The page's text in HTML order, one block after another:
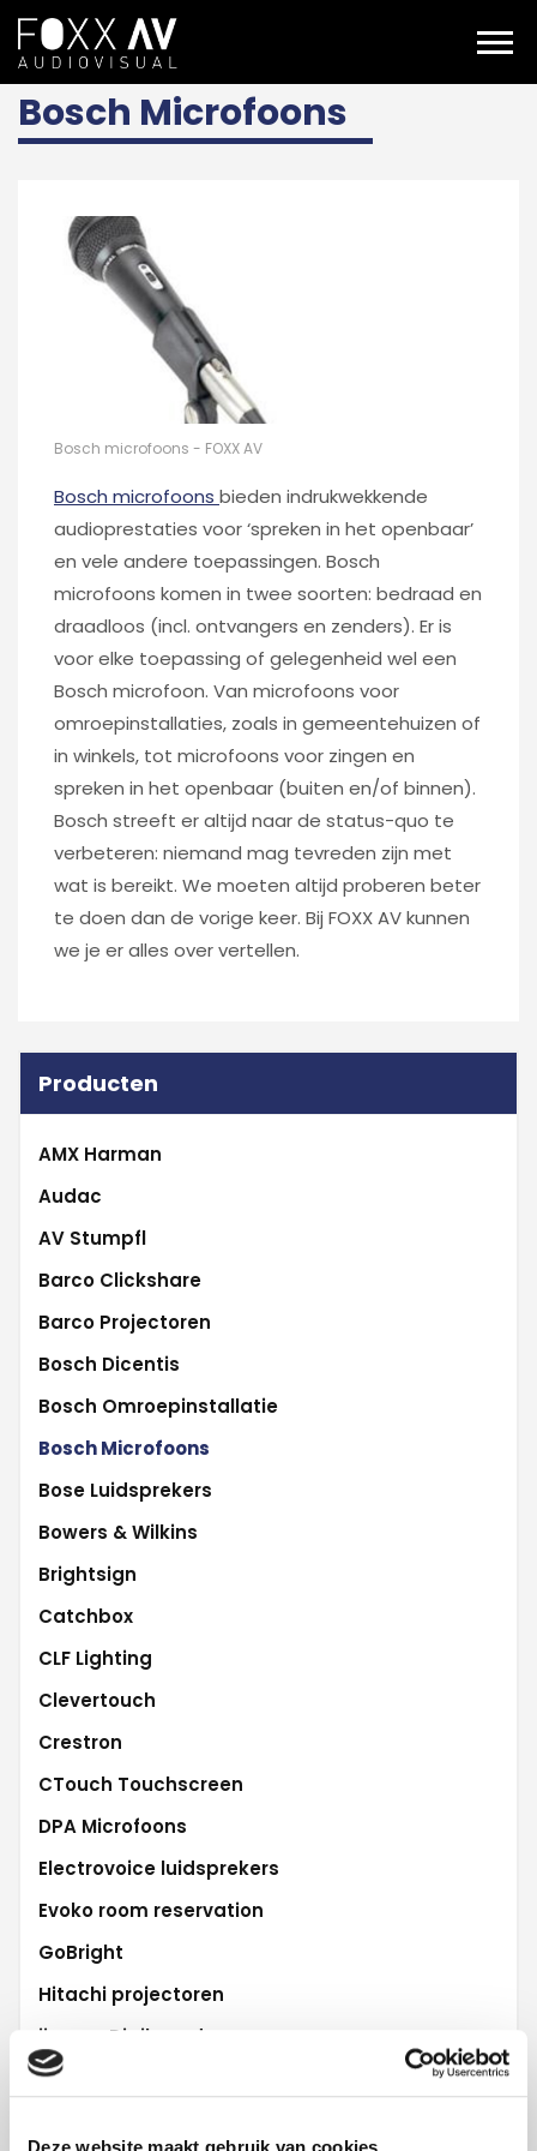
NL bosch microfoons
Bosch Microfoons
Bosch microfoons - FOXX AV
Bosch microfoons bieden indrukwekkende
audioprestaties voor ‘spreken in het openbaar’
en vele andere toepassingen. Bosch
microfoons komen in twee soorten: bedraad en
draadloos (incl. ontvangers en zenders). Er is
voor elke toepassing of gelegenheid wel een
Bosch microfoon. Van microfoons voor
omroepinstallaties, zoals in gemeentehuizen of
in winkels, tot microfoons voor zingen en
spreken in het openbaar (buiten en/of binnen).
Bosch streeft er altijd naar de status-quo te
verbeteren: niemand mag tevreden zijn met
wat is bereikt. We moeten altijd proberen beter
te doen dan de vorige keer. Bij FOXX AV kunnen
we je er alles over vertellen.
Producten
AMX Harman
Audac
AV Stumpfl
Barco Clickshare
Barco Projectoren
Bosch Dicentis
Bosch Omroepinstallatie
Bosch Microfoons
Bose Luidsprekers
Bowers & Wilkins
Brightsign
Catchbox
CLF Lighting
Clevertouch
Crestron
CTouch Touchscreen
DPA Microfoons
Electrovoice luidsprekers
Evoko room reservation
GoBright
Hitachi projectoren
iiyama Digiboard
L-Acoustics audio